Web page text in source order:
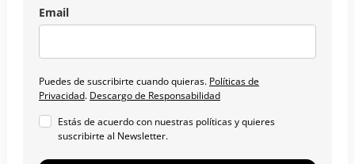
Email
Puedes de suscribirte cuando quieras. Políticas de
Privacidad. Descargo de Responsabilidad
Estás de acuerdo con nuestras políticas y quieres
suscribirte al Newsletter.